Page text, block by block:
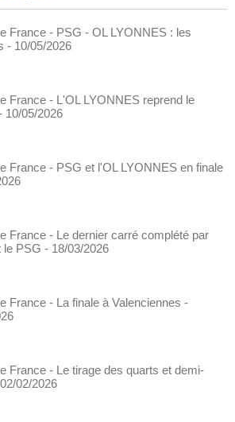
France - PSG - OL LYONNES : les
- 10/05/2026
France - L'OL LYONNES reprend le
10/05/2026
France - PSG et l'OL LYONNES en finale
France - Le dernier carré complété par
le PSG - 18/03/2026
France - La finale à Valenciennes -
France - Le tirage des quarts et demi-
02/2026